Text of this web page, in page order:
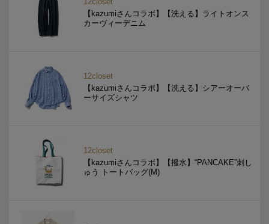
【kazumiさんコラボ】【洗える】ライトオンス
カーヴィーデニム
12closet
【kazumiさんコラボ】【洗える】シアーオーバ
ーサイズシャツ
12closet
【kazumiさんコラボ】【撥水】“PANCAKE”刺し
ゅう トートバッグ(M)